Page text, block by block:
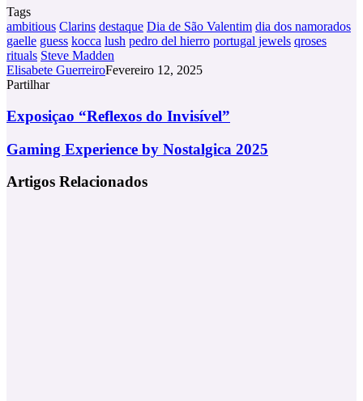
Tags
ambitious Clarins destaque Dia de São Valentim dia dos namorados
gaelle guess kocca lush pedro del hierro portugal jewels qroses
rituals Steve Madden
Elisabete GuerreiroFevereiro 12, 2025
Partilhar
Via
Email
Exposiçao
“Reflexos
do
Invisível”
Exposiçao “Reflexos do Invisível”
Gaming
Experience
by
Nostalgica
Gaming Experience by Nostalgica 2025
Artigos Relacionados